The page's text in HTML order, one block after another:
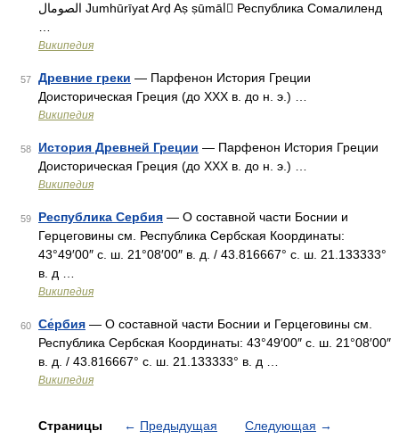
الصومال Jumhūrīyat Arḍ Aṣ ṣūmālِ Республика Сомалиленд
Википедия
57 Древние греки — Парфенон История Греции
Доисторическая Греция (до XXX в. до н. э.) …
Википедия
58 История Древней Греции — Парфенон История Греции
Доисторическая Греция (до XXX в. до н. э.) …
Википедия
59 Республика Сербия — О составной части Боснии и
Герцеговины см. Республика Сербская Координаты:
43°49′00″ с. ш. 21°08′00″ в. д. / 43.816667° с. ш. 21.133333°
в. д …
Википедия
60 Се́рбия — О составной части Боснии и Герцеговины см.
Республика Сербская Координаты: 43°49′00″ с. ш. 21°08′00″
в. д. / 43.816667° с. ш. 21.133333° в. д …
Википедия
Страницы ← Предыдущая Следующая →